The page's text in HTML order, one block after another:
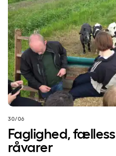
30/06
Faglighed,
råvarer